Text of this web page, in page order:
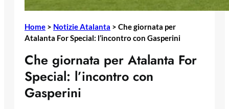
Home > Notizie Atalanta > Che giornata per
Atalanta For Special: l’incontro con Gasperini
Che giornata per Atalanta For
Special: l’incontro con
Gasperini